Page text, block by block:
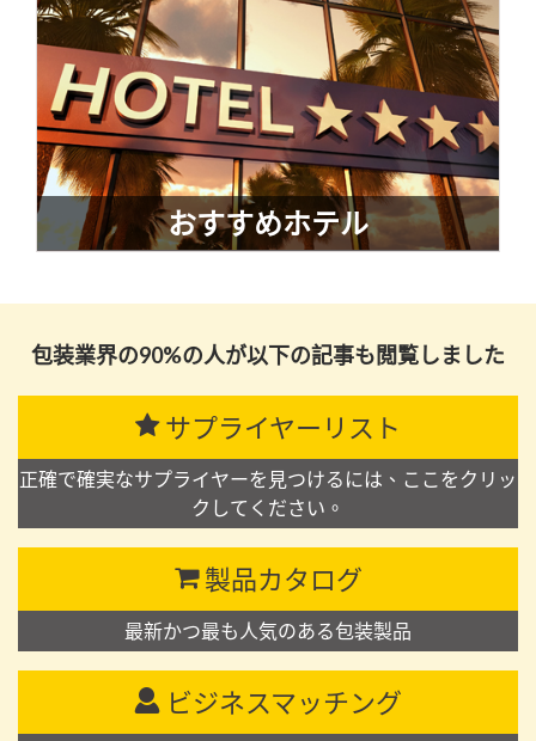
おすすめホテル
包装業界の90%の人が以下の記事も閲覧しました
サプライヤーリスト
正確で確実なサプライヤーを見つけるには、ここをクリッ
クしてください。
製品カタログ
最新かつ最も人気のある包装製品
ビジネスマッチング